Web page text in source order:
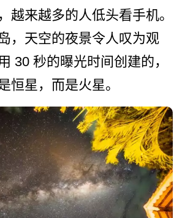
越来越多的人低头看手机。
，天空的夜景令人叹为观
30 秒的曝光时间创建的，
恒星，而是火星。